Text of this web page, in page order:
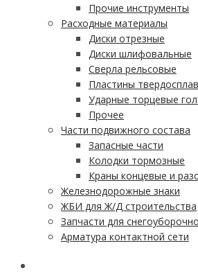
Прочие инструменты
Расходные материалы
Диски отрезные
Диски шлифовальные
Сверла рельсовые
Пластины
Ударные торцевые
Прочее
Части подвижного состава
Запасные части
Колодки тормозные
Краны концевые и
Железнодорожные знаки
ЖБИ для Ж/Д строительства
Запчасти для
Арматура контактной сети